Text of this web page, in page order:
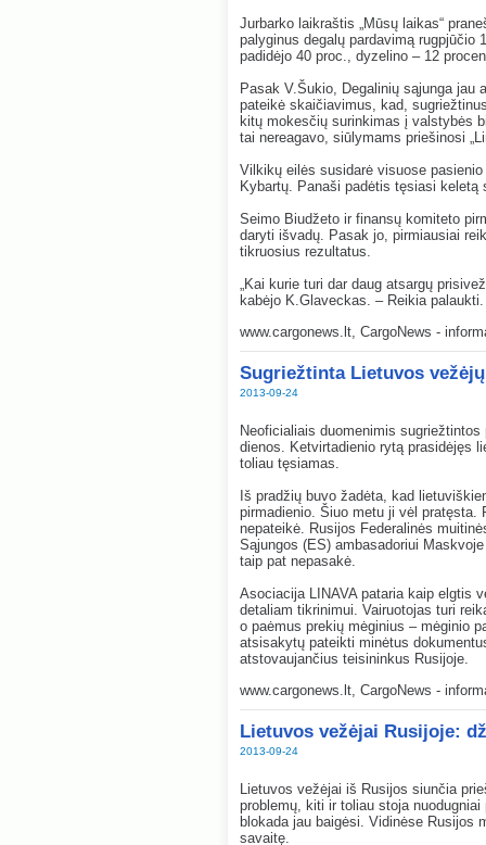
Jurbarko laikraštis „Mūsų laikas“
palyginus degalų pardavimą rugpjūčio
padidėjo 40 proc., dyzelino – 12
Pasak V.Šukio, Degalinių sąjunga
pateikė skaičiavimus, kad,
kitų mokesčių surinkimas į valstybės
tai nereagavo, siūlymams priešinosi
Vilkikų eilės susidarė visuose
Kybartų. Panaši padėtis tęsiasi keletą
Seimo Biudžeto ir finansų komiteto
daryti išvadų. Pasak jo, pirmiausiai
tikruosius rezultatus.
„Kai kurie turi dar daug atsargų
kabėjo K.Glaveckas. – Reikia
www.cargonews.lt, CargoNews -
Sugriežtinta Lietuvos
2013-09-24
Neoficialiais duomenimis
dienos. Ketvirtadienio rytą prasidėjęs
toliau tęsiamas.
Iš pradžių buvo žadėta, kad
pirmadienio. Šiuo metu ji vėl
nepateikė. Rusijos Federalinės
Sąjungos (ES) ambasadoriui
taip pat nepasakė.
Asociacija LINAVA pataria kaip elgtis
detaliam tikrinimui. Vairuotojas turi
o paėmus prekių mėginius – mėginio
atsisakytų pateikti minėtus
atstovaujančius teisininkus Rusijoje.
www.cargonews.lt, CargoNews -
Lietuvos vežėjai Rusijoje:
2013-09-24
Lietuvos vežėjai iš Rusijos siunčia
problemų, kiti ir toliau stoja
blokada jau baigėsi. Vidinėse Rusijos
savaitę.